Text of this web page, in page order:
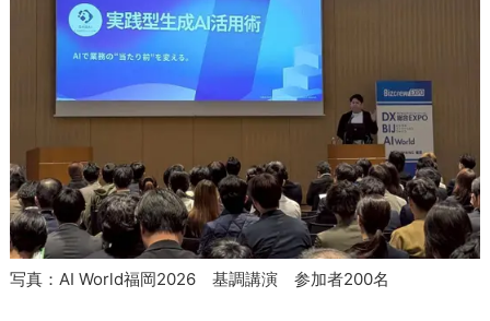
写真：AI World福岡2026 基調講演 参加者200名